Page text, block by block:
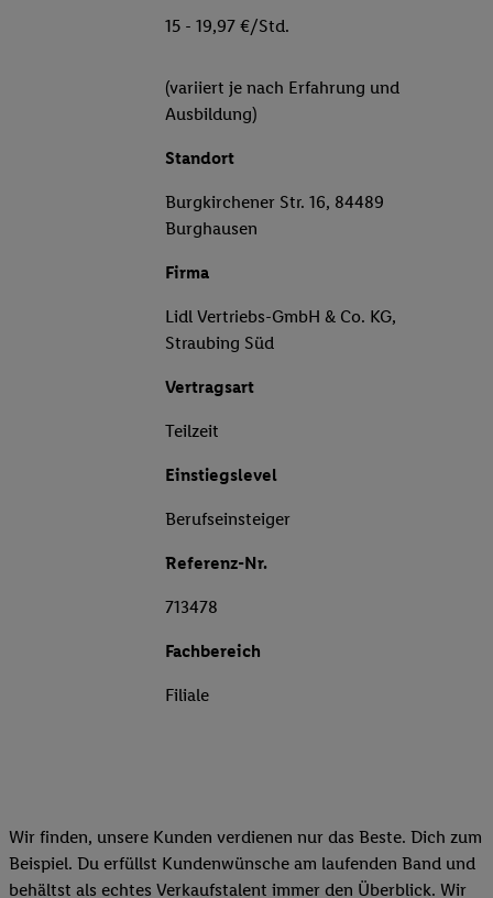
15 - 19,97 €/Std.
(variiert je nach Erfahrung und
Ausbildung)
Standort
Burgkirchener Str. 16, 84489
Burghausen
Firma
Lidl Vertriebs-GmbH & Co. KG,
Straubing Süd
Vertragsart
Teilzeit
Einstiegslevel
Berufseinsteiger
Referenz-Nr.
713478
Fachbereich
Filiale
Wir finden, unsere Kunden verdienen nur das Beste. Dich zum
Beispiel. Du erfüllst Kundenwünsche am laufenden Band und
behältst als echtes Verkaufstalent immer den Überblick. Wir